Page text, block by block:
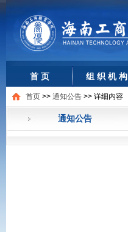
首 页 组 织 机 构
首页 >> 通知公告 >> 详细内容
通知公告